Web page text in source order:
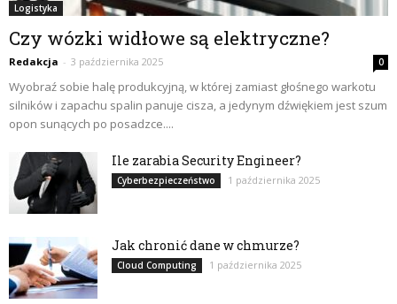
Logistyka
Czy wózki widłowe są elektryczne?
Redakcja - 3 października 2025 0
Wyobraź sobie halę produkcyjną, w której zamiast głośnego warkotu
silników i zapachu spalin panuje cisza, a jedynym dźwiękiem jest szum
opon sunących po posadzce....
Ile zarabia Security Engineer?
Cyberbezpieczeństwo 1 października 2025
Jak chronić dane w chmurze?
Cloud Computing 1 października 2025